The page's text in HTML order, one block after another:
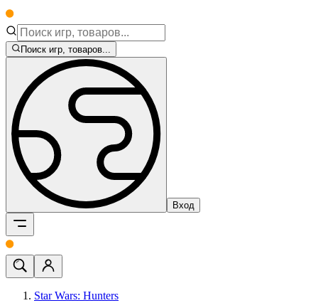
Поиск игр, товаров...
Вход
Star Wars: Hunters